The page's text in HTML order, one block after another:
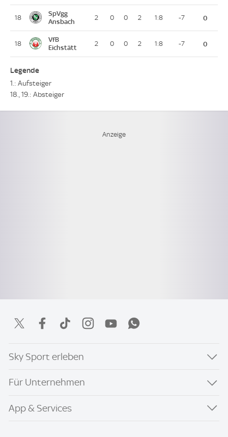
18
SpVgg
Ansbach
2 0 0 2 1:8 -7 0
18
VfB
Eichstätt
2 0 0 2 1:8 -7 0
Legende
1.: Aufsteiger
18., 19.: Absteiger
Sky Sport erleben
Für Unternehmen
App & Services